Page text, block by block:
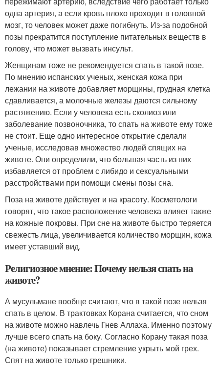
одна артерия, а если кровь плохо проходит в головной
мозг, то человек может даже погибнуть. Из-за подобной
позы прекратится поступление питательных веществ в
голову, что может вызвать инсульт.
Женщинам тоже не рекомендуется спать в такой позе.
По мнению испанских ученых, женская кожа при
лежании на животе добавляет морщины, грудная клетка
сдавливается, а молочные железы даются сильному
растяжению. Если у человека есть сколиоз или
заболевание позвоночника, то спать на животе ему тоже
не стоит. Еще одно интересное открытие сделали
ученые, исследовав множество людей спящих на
животе. Они определили, что большая часть из них
избавляется от проблем с либидо и сексуальными
расстройствами при помощи смены позы сна.
Поза на животе действует и на красоту. Косметологи
говорят, что такое расположение человека влияет также
на кожные покровы. При сне на животе быстро теряется
свежесть лица, увеличивается количество морщин, кожа
имеет уставший вид.
Религиозное мнение: Почему нельзя спать на
животе?
А мусульмане вообще считают, что в такой позе нельзя
спать в целом. В трактовках Корана считается, что сном
на животе можно навлечь Гнев Аллаха. Именно поэтому
лучше всего спать на боку. Согласно Корану такая поза
(на животе) показывает стремление укрыть мой грех.
Спят на животе только грешники.